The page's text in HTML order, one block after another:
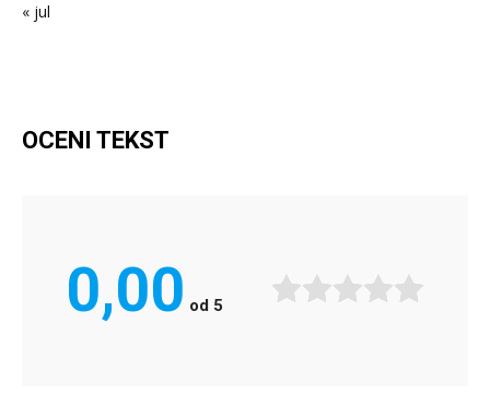
« jul
OCENI TEKST
0,00 od 5